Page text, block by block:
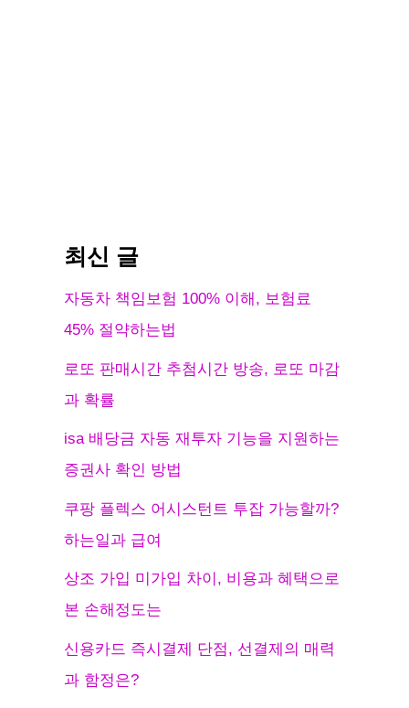
최신 글
자동차 책임보험 100% 이해, 보험료
45% 절약하는법
로또 판매시간 추첨시간 방송, 로또 마감
과 확률
isa 배당금 자동 재투자 기능을 지원하는
증권사 확인 방법
쿠팡 플렉스 어시스턴트 투잡 가능할까?
하는일과 급여
상조 가입 미가입 차이, 비용과 혜택으로
본 손해정도는
신용카드 즉시결제 단점, 선결제의 매력
과 함정은?